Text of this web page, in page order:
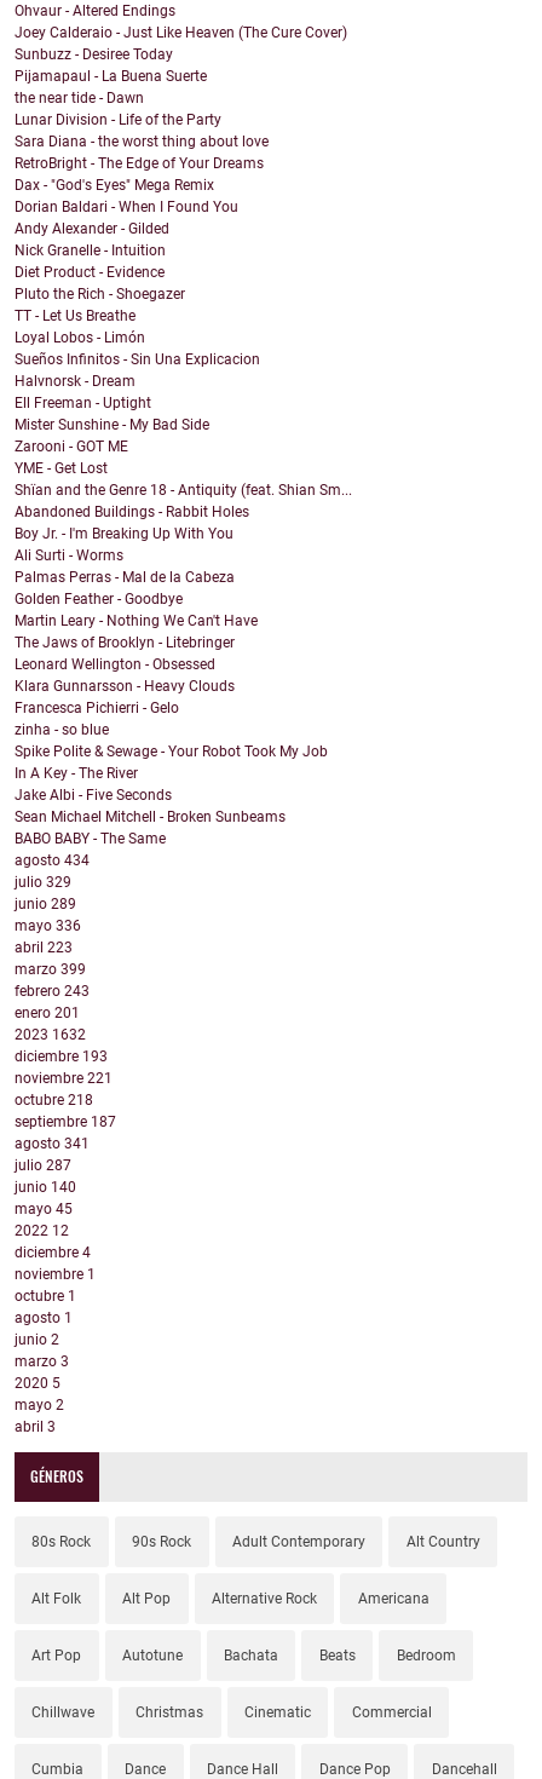
Ohvaur - Altered Endings
Joey Calderaio - Just Like Heaven (The Cure Cover)
Sunbuzz - Desiree Today
Pijamapaul - La Buena Suerte
the near tide - Dawn
Lunar Division - Life of the Party
Sara Diana - the worst thing about love
RetroBright - The Edge of Your Dreams
Dax - "God's Eyes" Mega Remix
Dorian Baldari - When I Found You
Andy Alexander - Gilded
Nick Granelle - Intuition
Diet Product - Evidence
Pluto the Rich - Shoegazer
TT - Let Us Breathe
Loyal Lobos - Limón
Sueños Infinitos - Sin Una Explicacion
Halvnorsk - Dream
Ell Freeman - Uptight
Mister Sunshine - My Bad Side
Zarooni - GOT ME
YME - Get Lost
Shïan and the Genre 18 - Antiquity (feat. Shian Sm...
Abandoned Buildings - Rabbit Holes
Boy Jr. - I'm Breaking Up With You
Ali Surti - Worms
Palmas Perras - Mal de la Cabeza
Golden Feather - Goodbye
Martin Leary - Nothing We Can't Have
The Jaws of Brooklyn - Litebringer
Leonard Wellington - Obsessed
Klara Gunnarsson - Heavy Clouds
Francesca Pichierri - Gelo
zinha - so blue
Spike Polite & Sewage - Your Robot Took My Job
In A Key - The River
Jake Albi - Five Seconds
Sean Michael Mitchell - Broken Sunbeams
BABO BABY - The Same
agosto 434
julio 329
junio 289
mayo 336
abril 223
marzo 399
febrero 243
enero 201
2023 1632
diciembre 193
noviembre 221
octubre 218
septiembre 187
agosto 341
julio 287
junio 140
mayo 45
2022 12
diciembre 4
noviembre 1
octubre 1
agosto 1
junio 2
marzo 3
2020 5
mayo 2
abril 3
GÉNEROS
80s Rock 90s Rock Adult Contemporary Alt Country
Alt Folk Alt Pop Alternative Rock Americana
Art Pop Autotune Bachata Beats Bedroom
Chillwave Christmas Cinematic Commercial
Cumbia Dance Dance Hall Dance Pop Dancehall